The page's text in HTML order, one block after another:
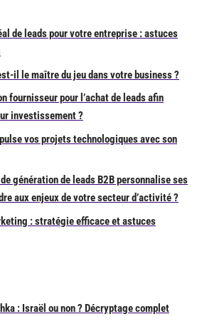
de leads pour votre entreprise : astuces
il le maître du jeu dans votre business ?
fournisseur pour l’achat de leads afin
investissement ?
vos projets technologiques avec son
génération de leads B2B personnalise ses
aux enjeux de votre secteur d’activité ?
: stratégie efficace et astuces
: Israël ou non ? Décryptage complet